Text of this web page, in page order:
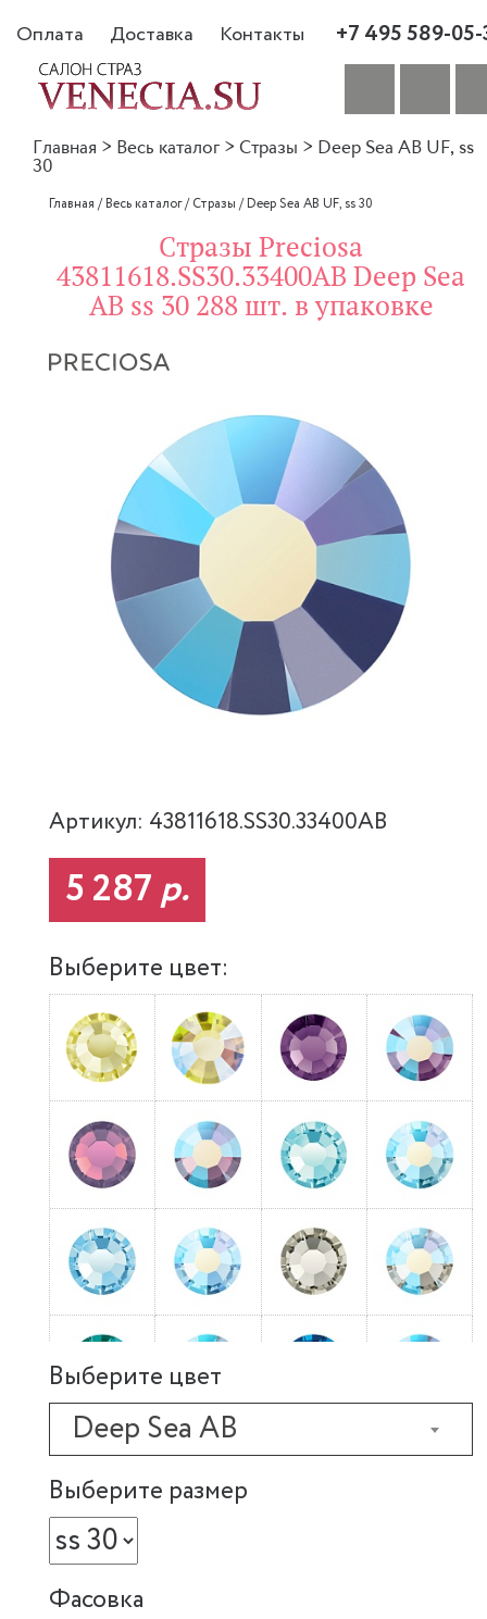
Оплата Доставка Контакты +7 495 589-
Главная > Весь каталог > Стразы > Deep Sea AB UF, ss
30
Главная /Весь каталог/Стразы /Deep Sea AB UF, ss 30
Стразы Preciosa
43811618.SS30.33400AB Deep Sea
AB ss 30 288 шт. в упаковке
Артикул: 43811618.SS30.33400AB
5 287р.
Выберите цвет:
Выберите цвет
Deep Sea AB
Выберите размер
Фасовка